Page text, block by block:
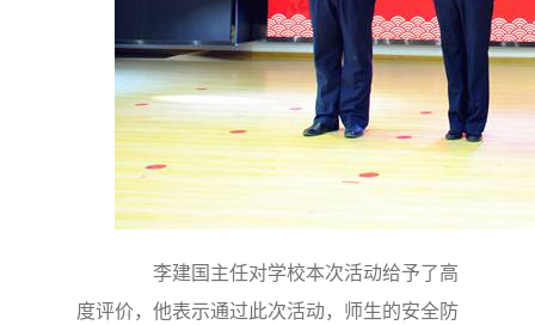
李建国主任对学校本次活动给予了高
度评价，他表示通过此次活动，师生的安全防